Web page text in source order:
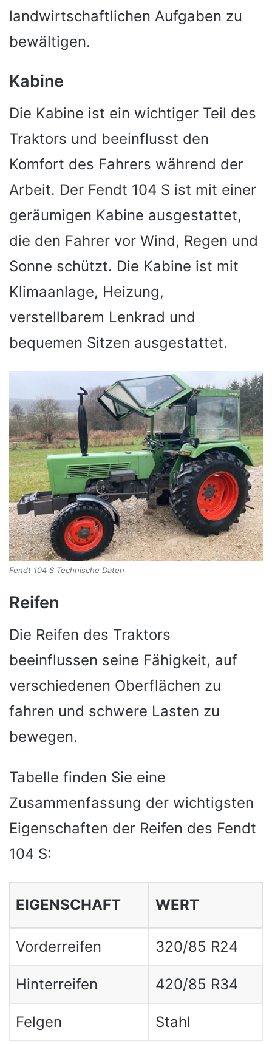
landwirtschaftlichen Aufgaben zu
bewältigen.
Kabine
Die Kabine ist ein wichtiger Teil des
Traktors und beeinflusst den
Komfort des Fahrers während der
Arbeit. Der Fendt 104 S ist mit einer
geräumigen Kabine ausgestattet,
die den Fahrer vor Wind, Regen und
Sonne schützt. Die Kabine ist mit
Klimaanlage, Heizung,
verstellbarem Lenkrad und
bequemen Sitzen ausgestattet.
Fendt 104 S Technische Daten
Reifen
Die Reifen des Traktors
beeinflussen seine Fähigkeit, auf
verschiedenen Oberflächen zu
fahren und schwere Lasten zu
bewegen.
Tabelle finden Sie eine
Zusammenfassung der wichtigsten
Eigenschaften der Reifen des Fendt
104 S:
EIGENSCHAFT WERT
Vorderreifen 320/85 R24
Hinterreifen 420/85 R34
Felgen Stahl